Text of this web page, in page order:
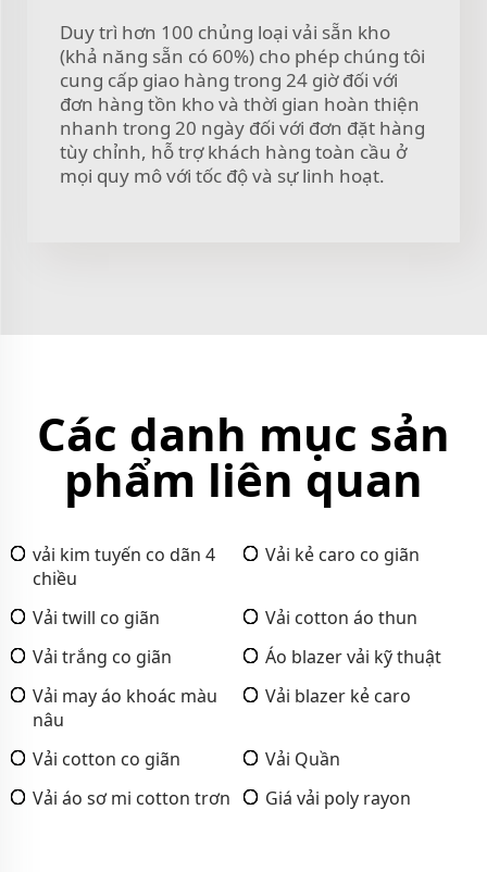
Duy trì hơn 100 chủng loại vải sẵn kho
(khả năng sẵn có 60%) cho phép chúng tôi
cung cấp giao hàng trong 24 giờ đối với
đơn hàng tồn kho và thời gian hoàn thiện
nhanh trong 20 ngày đối với đơn đặt hàng
tùy chỉnh, hỗ trợ khách hàng toàn cầu ở
mọi quy mô với tốc độ và sự linh hoạt.
Các danh mục sản
phẩm liên quan
vải kim tuyến co dãn 4
chiều
Vải kẻ caro co giãn
Vải twill co giãn
Vải cotton áo thun
Vải trắng co giãn
Áo blazer vải kỹ thuật
Vải may áo khoác màu
nâu
Vải blazer kẻ caro
Vải cotton co giãn
Vải Quần
Vải áo sơ mi cotton trơn
Giá vải poly rayon